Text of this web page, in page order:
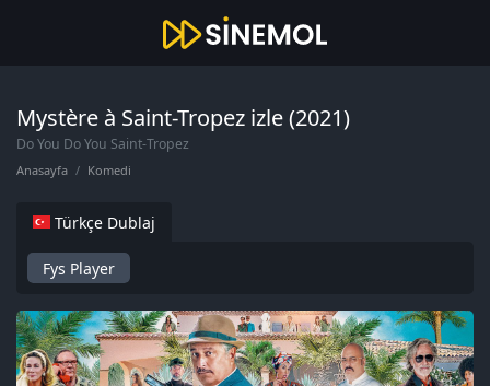
Mystère à Saint-Tropez izle (2021)
Do You Do You Saint-Tropez
Anasayfa Komedi
Türkçe Dublaj
Fys Player